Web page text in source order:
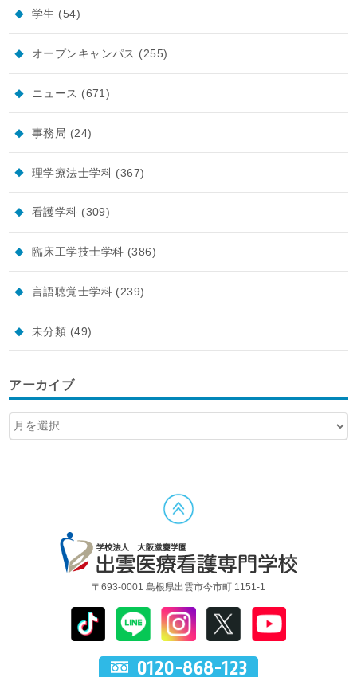
学生 (54)
オープンキャンパス (255)
ニュース (671)
事務局 (24)
理学療法士学科 (367)
看護学科 (309)
臨床工学技士学科 (386)
言語聴覚士学科 (239)
未分類 (49)
アーカイブ
〒693-0001 島根県出雲市今市町 1151-1
0120-868-123